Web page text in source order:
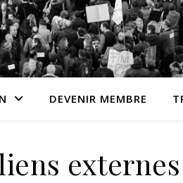
DEVENIR MEMBRE
externes